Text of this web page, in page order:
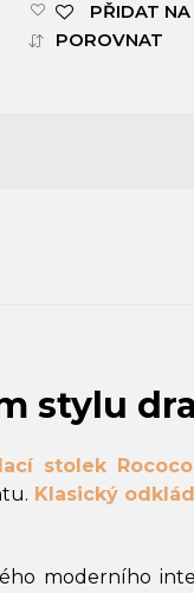
PŘIDAT
POROVNAT
stylu
stolek Rococo
Klasický
moderního